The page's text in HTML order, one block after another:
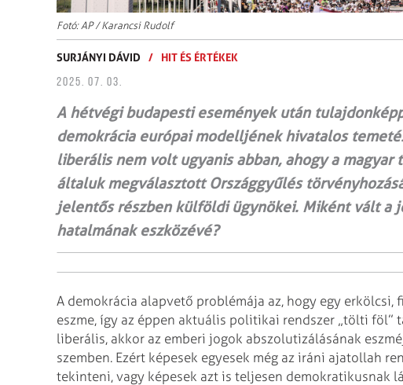
Fotó: AP / Karancsi Rudolf
SURJÁNYI DÁVID / HIT ÉS ÉRTÉKEK
2025. 07. 03.
A hétvégi budapesti események után
demokrácia európai modelljének hivatalos
liberális nem volt ugyanis abban, ahogy a magyar
általuk megválasztott Országgyűlés
jelentős részben külföldi ügynökei. Miként vált a
hatalmának eszközévé?
A demokrácia alapvető problémája az, hogy egy
eszme, így az éppen aktuális politikai rendszer „tölti föl”
liberális, akkor az emberi jogok abszolutizálásának
szemben. Ezért képesek egyesek még az iráni ajatollah
tekinteni, vagy képesek azt is teljesen demokratikusnak